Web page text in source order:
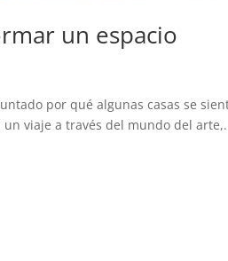
un espacio
por qué algunas casas se
viaje a través del mundo del